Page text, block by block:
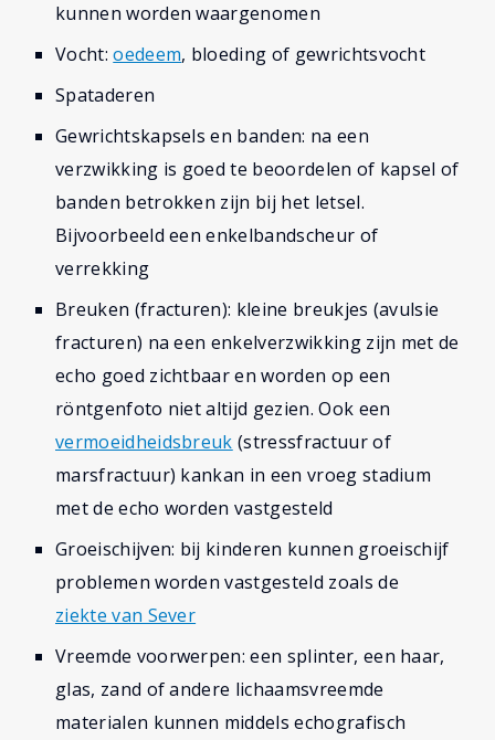
kunnen worden waargenomen
Vocht:oedeem, bloeding of gewrichtsvocht
Spataderen
Gewrichtskapsels en banden: na een
verzwikking is goed te beoordelen of kapsel of
banden betrokken zijn bij het letsel.
Bijvoorbeeld een enkelbandscheur of
verrekking
Breuken (fracturen): kleine breukjes (avulsie
fracturen) na een enkelverzwikking zijn met de
echo goed zichtbaar en worden op een
röntgenfoto niet altijd gezien. Ook een
vermoeidheidsbreuk (stressfractuur of
marsfractuur) kankan in een vroeg stadium
met de echo worden vastgesteld
Groeischijven: bij kinderen kunnen groeischijf
problemen worden vastgesteld zoals de
ziekte van Sever
Vreemde voorwerpen: een splinter, een haar,
glas, zand of andere lichaamsvreemde
materialen kunnen middels echografisch